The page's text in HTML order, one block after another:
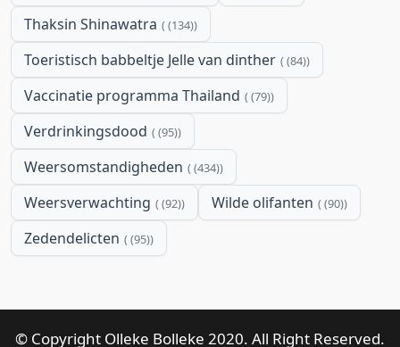
Thaksin Shinawatra (134)
Toeristisch babbeltje Jelle van dinther (84)
Vaccinatie programma Thailand (79)
Verdrinkingsdood (95)
Weersomstandigheden (434)
Weersverwachting (92) Wilde olifanten (90)
Zedendelicten (95)
© Copyright Olleke Bolleke 2020. All Right Reserved.